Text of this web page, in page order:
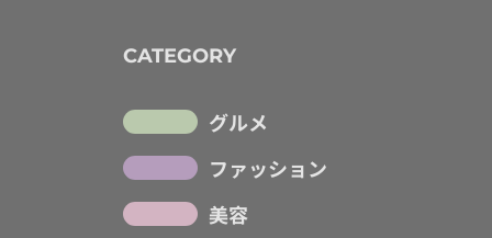
CATEGORY
グルメ
ファッション
美容